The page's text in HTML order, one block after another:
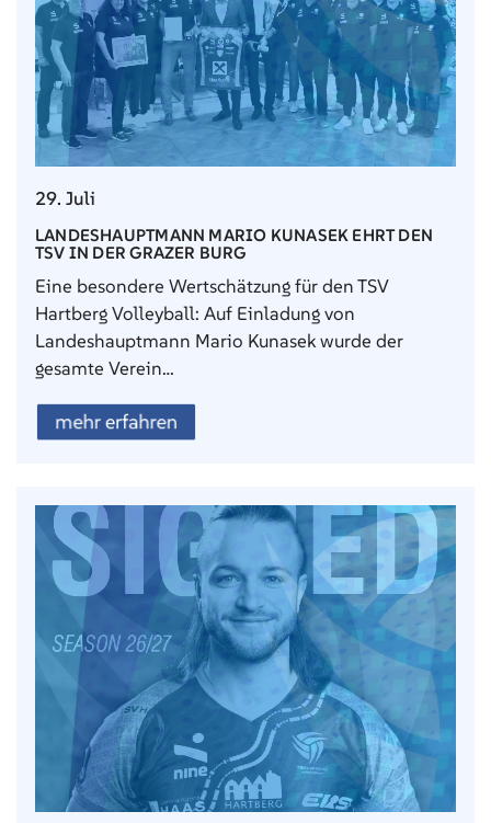
29. Juli
LANDESHAUPTMANN MARIO KUNASEK EHRT DEN
TSV IN DER GRAZER BURG
Eine besondere Wertschätzung für den TSV
Hartberg Volleyball: Auf Einladung von
Landeshauptmann Mario Kunasek wurde der
gesamte Verein…
mehr erfahren